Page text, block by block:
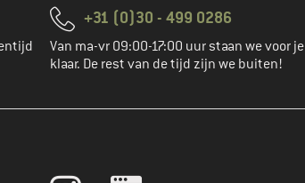
+31 (0)30 - 499 0286
Van ma-vr 09:00-17:00 uur staan we voor je
klaar. De rest van de tijd zijn we buiten!
stap je klantenaccount aan